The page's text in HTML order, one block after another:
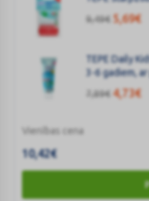
9,49€ 5,69€
TEPE Daily
3-6 gadiem,
7,89€ 4,73€
Vienības cena
10,42€